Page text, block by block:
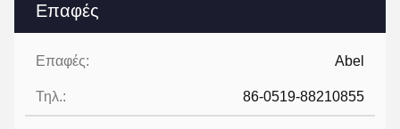
Επαφές
Επαφές: Abel
Τηλ.: 86-0519-88210855